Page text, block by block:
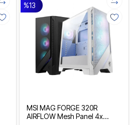
%13
MSI MAG FORGE 320R
AIRFLOW Mesh Panel 4x